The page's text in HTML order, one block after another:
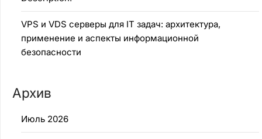
VPS и VDS серверы для IT задач: архитектура,
применение и аспекты информационной
безопасности
Архив
Июль 2026